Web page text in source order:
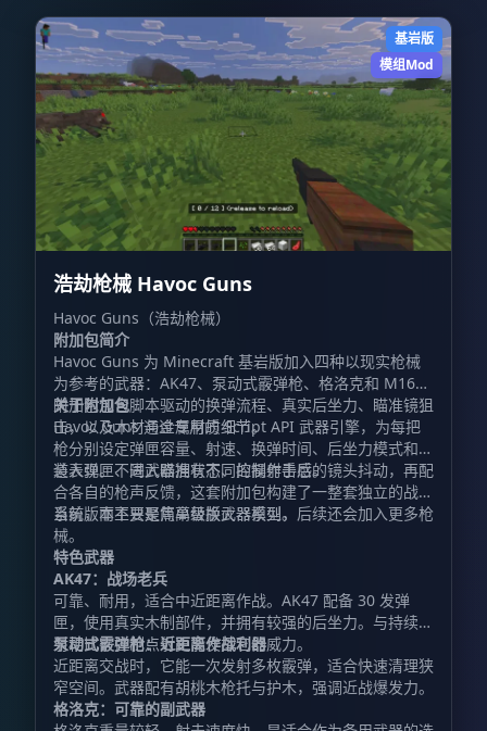
基岩版
模组Mod
浩劫枪械 Havoc Guns
Havoc Guns（浩劫枪械）
附加包简介
Havoc Guns 为 Minecraft 基岩版加入四种以现实枪械
为参考的武器：AK47、泵动式霰弹枪、格洛克和 M16。
附加包包含脚本驱动的换弹流程、真实后坐力、瞄准镜狙
击，以及木材与金属材质细节。
关于附加包
Havoc Guns 通过专用的 Script API 武器引擎，为每把
枪分别设定弹匣容量、射速、换弹时间、后坐力模式和弹
道表现。不同武器拥有不同的操作手感。
装入弹匣、进入瞄准状态、控制射击后的镜头抖动，再配
合各自的枪声反馈，这套附加包构建了一整套独立的战斗
系统，而不只是简单替换武器模型。
当前版本主要聚焦高级版火器系列，后续还会加入更多枪
械。
特色武器
AK47：战场老兵
可靠、耐用，适合中近距离作战。AK47 配备 30 发弹
匣，使用真实木制部件，并拥有较强的后坐力。与持续扫
射相比，控制点射更能发挥它的威力。
泵动式霰弹枪：近距离作战利器
近距离交战时，它能一次发射多枚霰弹，适合快速清理狭
窄空间。武器配有胡桃木枪托与护木，强调近战爆发力。
格洛克：可靠的副武器